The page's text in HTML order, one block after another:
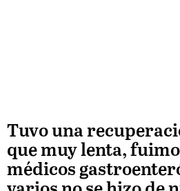
Tuvo una
que muy lenta,
médicos